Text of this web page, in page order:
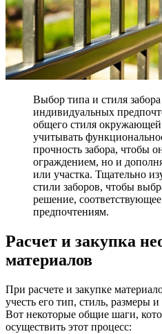
Выбор типа и стиля забора
индивидуальных
общего стиля
учитывать
прочность забора, чтобы
ограждением, но и
или участка. Тщательно
стили заборов, чтобы
решение,
предпочтениям.
Расчет и закупка
материалов
При расчете и закупке
учесть его тип, стиль, размеры
Вот некоторые общие шаги,
осуществить этот процесс: